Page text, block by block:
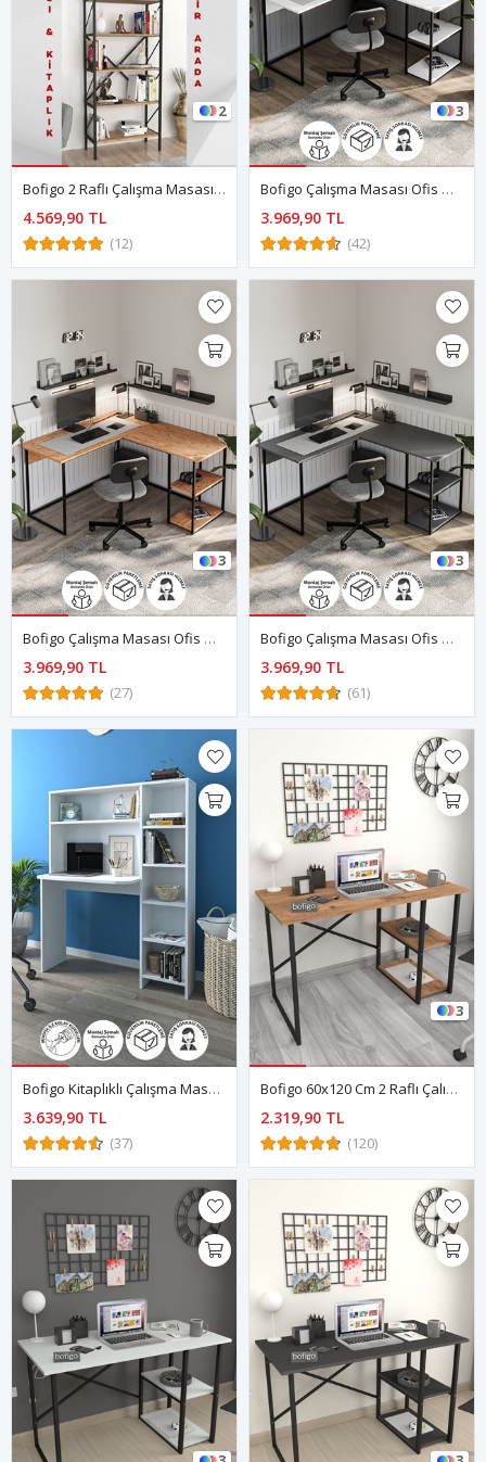
2
Bofigo 2 Raflı Çalışma Masası Bilgisayar Masası Ofis Ders Masası Kafka + 5 Raflı Kitaplık Metal Kitaplık Agora Çam
4.569,90 TL
(12)
3
Bofigo Çalışma Masası Ofis Masası Köşe Masa Bilgisayar Masası Odin Beyaz
3.969,90 TL
(42)
3
Bofigo Çalışma Masası Ofis Masası Köşe Masa Bilgisayar Masası Odin Çam
3.969,90 TL
(27)
3
Bofigo Çalışma Masası Ofis Masası Köşe Masa Bilgisayar Masası Odin Antrasit
3.969,90 TL
(61)
Bofigo Kitaplıklı Çalışma Masası Çocuk Çalışma Masası Bilgisayar Çalışma Masası Beyaz
3.639,90 TL
(37)
3
Bofigo 60x120 Cm 2 Raflı Çalışma Masası Bilgisayar Masası Ofis Ders Yemek Masası Kafka Çam
2.319,90 TL
(120)